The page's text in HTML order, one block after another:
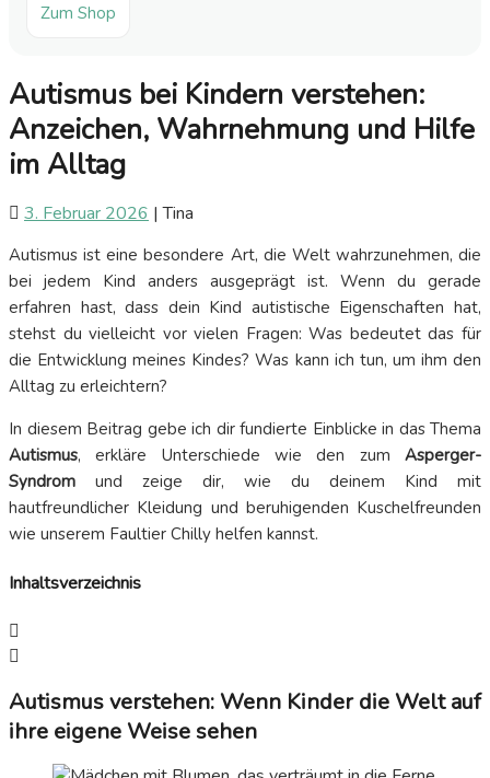
Zum Shop
Autismus bei Kindern verstehen:
Anzeichen, Wahrnehmung und Hilfe
im Alltag
3. Februar 2026 |Tina
Autismus ist eine besondere Art, die Welt wahrzunehmen, die
bei jedem Kind anders ausgeprägt ist. Wenn du gerade
erfahren hast, dass dein Kind autistische Eigenschaften hat,
stehst du vielleicht vor vielen Fragen: Was bedeutet das für
die Entwicklung meines Kindes? Was kann ich tun, um ihm den
Alltag zu erleichtern?
In diesem Beitrag gebe ich dir fundierte Einblicke in das Thema
Autismus, erkläre Unterschiede wie den zum Asperger-
Syndrom und zeige dir, wie du deinem Kind mit
hautfreundlicher Kleidung und beruhigenden Kuschelfreunden
wie unserem Faultier Chilly helfen kannst.
Inhaltsverzeichnis
Autismus verstehen: Wenn Kinder die Welt auf
ihre eigene Weise sehen